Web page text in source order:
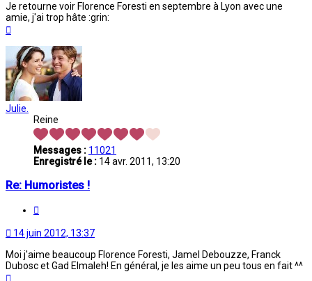
Je retourne voir Florence Foresti en septembre à Lyon avec une
amie, j'ai trop hâte :grin:
Julie.
Reine
Messages : 11021
Enregistré le : 14 avr. 2011, 13:20
Re: Humoristes !
14 juin 2012, 13:37
Moi j'aime beaucoup Florence Foresti, Jamel Debouzze, Franck
Dubosc et Gad Elmaleh! En général, je les aime un peu tous en fait ^^